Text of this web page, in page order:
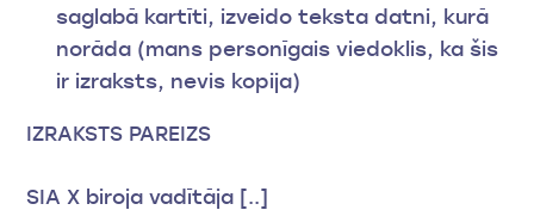
saglabā kartīti, izveido teksta datni, kurā
norāda (mans personīgais viedoklis, ka šis
ir izraksts, nevis kopija)
IZRAKSTS PAREIZS
SIA X biroja vadītāja [..]